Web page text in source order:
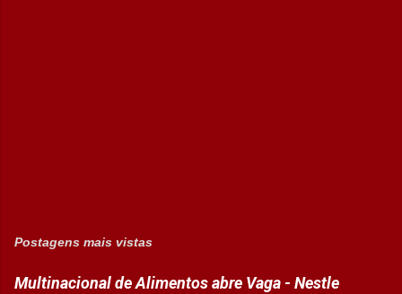
Postagens mais vistas
Multinacional de Alimentos abre Vaga - Nestle